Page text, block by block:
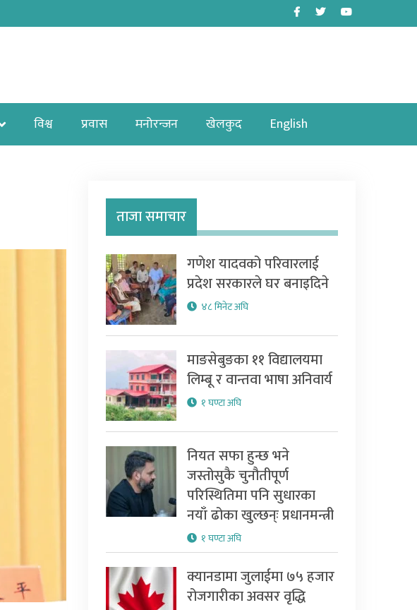
Facebook
TwitterYoutube
विश्व प्रवास मनोरन्जन खेलकुद English
ताजा समाचार
गणेश यादवको परिवारलाई
प्रदेश सरकारले घर बनाइदिने
४८ मिनेट अघि
माङसेबुङका ११ विद्यालयमा
लिम्बू र वान्तवा भाषा अनिवार्य
१ घण्टा अघि
नियत सफा हुन्छ भने
जस्तोसुकै चुनौतीपूर्ण
परिस्थितिमा पनि सुधारका
नयाँ ढोका खुल्छन्ः प्रधानमन्त्री
१ घण्टा अघि
क्यानडामा जुलाईमा ७५ हजार
रोजगारीका अवसर वृद्धि